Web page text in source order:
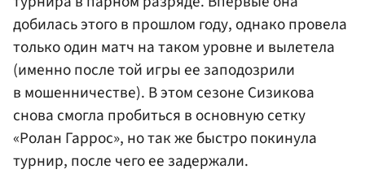
добилась этого в прошлом году, однако провела
только один матч на таком уровне и вылетела
(именно после той игры ее заподозрили
в мошенничестве). В этом сезоне Сизикова
снова смогла пробиться в основную сетку
«Ролан Гаррос», но так же быстро покинула
турнир, после чего ее задержали.